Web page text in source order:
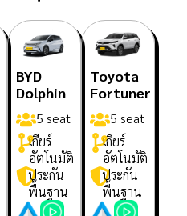
BYD
Dolphin
5 seat
เกียร์
อัตโนมัติ
ประกัน
พื้นฐาน
Toyota
Fortuner
5 seat
เกียร์
อัตโนมัติ
ประกัน
พื้นฐาน